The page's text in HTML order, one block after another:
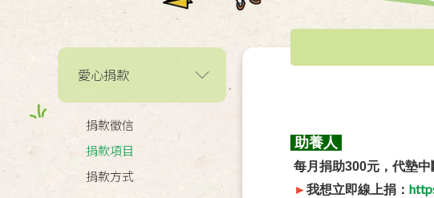
愛心捐款
捐款徵信
捐款項目
捐款方式
助養人
每月捐助300元，代墊中
►我想立即線上捐：